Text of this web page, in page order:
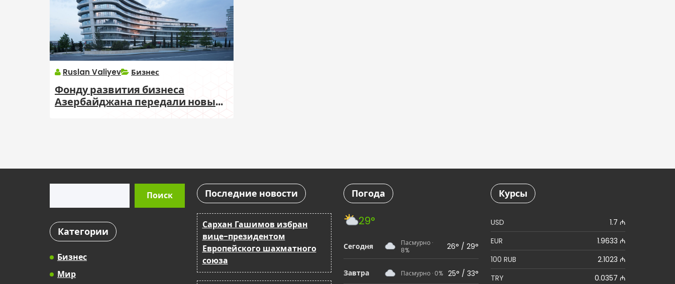
Ruslan Valiyev Бизнес
Фонду развития бизнеса
Азербайджана передали новые
Поиск
Категории
Бизнес
Мир
Последние новости
Сархан Гашимов избран
вице-президентом
Европейского шахматного
союза
Погода
29°
Сегодня
Пасмурно ·
8%
26° / 29°
Завтра Пасмурно · 0% 25° / 33°
Курсы
USD
1.7 ₼
EUR
1.9633 ₼
100 RUB
2.1023 ₼
TRY
0.0357 ₼